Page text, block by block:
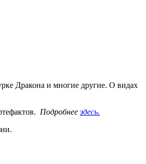
Дракона и многие другие. О видах
Подробнеездесь.